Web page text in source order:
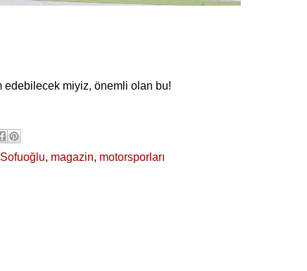
edebilecek miyiz, önemli olan bu!
, magazin, motorsporları